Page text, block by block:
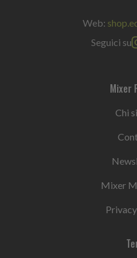
Web:
Seguici su
Mixer
Chi
Mixer